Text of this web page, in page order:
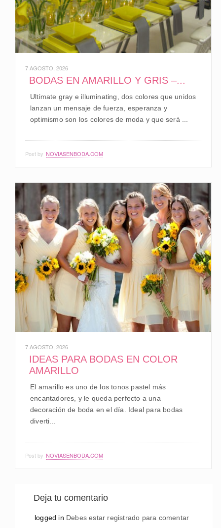
7 AGOSTO, 2026
BODAS EN AMARILLO Y GRIS –...
Ultimate gray e illuminating, dos colores que unidos
lanzan un mensaje de fuerza, esperanza y
optimismo son los colores de moda y que será ...
Post by NOVIASENBODA.COM
7 AGOSTO, 2026
IDEAS PARA BODAS EN COLOR
AMARILLO
El amarillo es uno de los tonos pastel más
encantadores, y le queda perfecto a una
decoración de boda en el día. Ideal para bodas
diverti...
Post by NOVIASENBODA.COM
Deja tu comentario
logged in Debes estar registrado para comentar